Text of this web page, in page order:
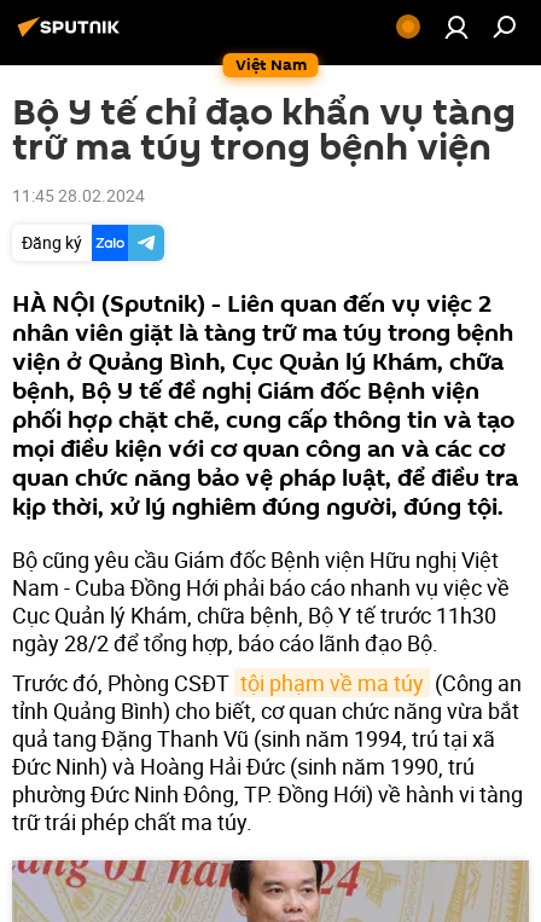
Việt Nam
Bộ Y tế chỉ đạo khẩn vụ tàng
trữ ma túy trong bệnh viện
11:45 28.02.2024
Đăng ký
HÀ NỘI (Sputnik) - Liên quan đến vụ việc 2
nhân viên giặt là tàng trữ ma túy trong bệnh
viện ở Quảng Bình, Cục Quản lý Khám, chữa
bệnh, Bộ Y tế đề nghị Giám đốc Bệnh viện
phối hợp chặt chẽ, cung cấp thông tin và tạo
mọi điều kiện với cơ quan công an và các cơ
quan chức năng bảo vệ pháp luật, để điều tra
kịp thời, xử lý nghiêm đúng người, đúng tội.
Bộ cũng yêu cầu Giám đốc Bệnh viện Hữu nghị Việt
Nam - Cuba Đồng Hới phải báo cáo nhanh vụ việc về
Cục Quản lý Khám, chữa bệnh, Bộ Y tế trước 11h30
ngày 28/2 để tổng hợp, báo cáo lãnh đạo Bộ.
Trước đó, Phòng CSĐT tội phạm về ma túy (Công an
tỉnh Quảng Bình) cho biết, cơ quan chức năng vừa bắt
quả tang Đặng Thanh Vũ (sinh năm 1994, trú tại xã
Đức Ninh) và Hoàng Hải Đức (sinh năm 1990, trú
phường Đức Ninh Đông, TP. Đồng Hới) về hành vi tàng
trữ trái phép chất ma túy.